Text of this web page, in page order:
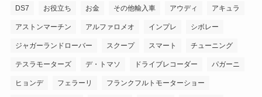
DS7 お役立ち お金 その他輸入車 アウディ アキュラ
アストンマーチン アルファロメオ インプレ シボレー
ジャガーランドローバー スクープ スマート チューニング
テスラモーターズ デ・トマソ ドライブレコーダー パガーニ
ヒョンデ フェラーリ フランクフルトモーターショー